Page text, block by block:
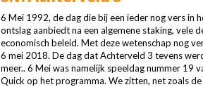
6 Mei 1992, de dag die bij een ieder nog vers in
ontslag aanbiedt na een algemene staking, vele
economisch beleid. Met deze wetenschap nog
6 mei 2018. De dag dat Achterveld 3 tevens
meer.. 6 Mei was namelijk speeldag nummer 19
Quick op het programma. We zitten, net zoals